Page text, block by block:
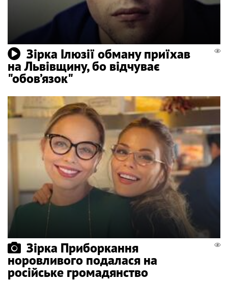
Зірка Ілюзії обману приїхав
на Львівщину, бо відчуває
"обов’язок"
Зірка Приборкання
норовливого подалася на
російське громадянство